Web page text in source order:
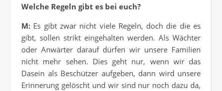
Welche Regeln gibt es bei euch?
M: Es gibt zwar nicht viele Regeln, doch die die es
gibt, sollen strikt eingehalten werden. Als Wächter
oder Anwärter darauf dürfen wir unsere Familien
nicht mehr sehen. Dies geht nur, wenn wir das
Dasein als Beschützer aufgeben, dann wird unsere
Erinnerung gelöscht und wir sind nur noch dazu da,